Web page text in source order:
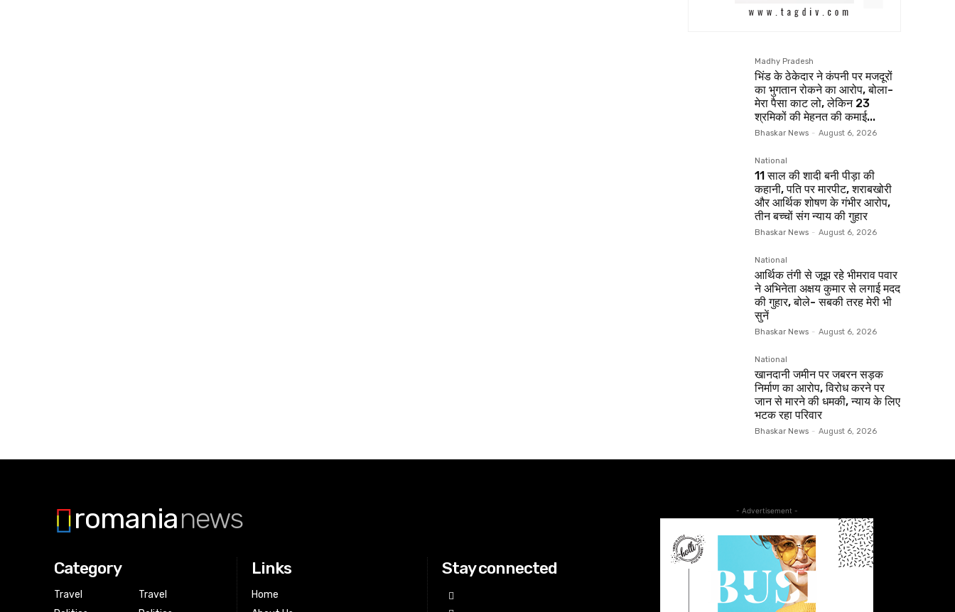
Madhy Pradesh
भिंड के ठेकेदार ने कंपनी पर मजदूरों
का भुगतान रोकने का आरोप, बोला-
मेरा पैसा काट लो, लेकिन 23
श्रमिकों की मेहनत की कमाई...
Bhaskar News - August 6, 2026
National
11 साल की शादी बनी पीड़ा की
कहानी, पति पर मारपीट, शराबखोरी
और आर्थिक शोषण के गंभीर आरोप,
तीन बच्चों संग न्याय की गुहार
Bhaskar News - August 6, 2026
National
आर्थिक तंगी से जूझ रहे भीमराव पवार
ने अभिनेता अक्षय कुमार से लगाई मदद
की गुहार, बोले- सबकी तरह मेरी भी
सुनें
Bhaskar News - August 6, 2026
National
खानदानी जमीन पर जबरन सड़क
निर्माण का आरोप, विरोध करने पर
जान से मारने की धमकी, न्याय के लिए
भटक रहा परिवार
Bhaskar News - August 6, 2026
romanianews
Category
Travel
Travel
Links
Home
Stay connected
- Advertisement -